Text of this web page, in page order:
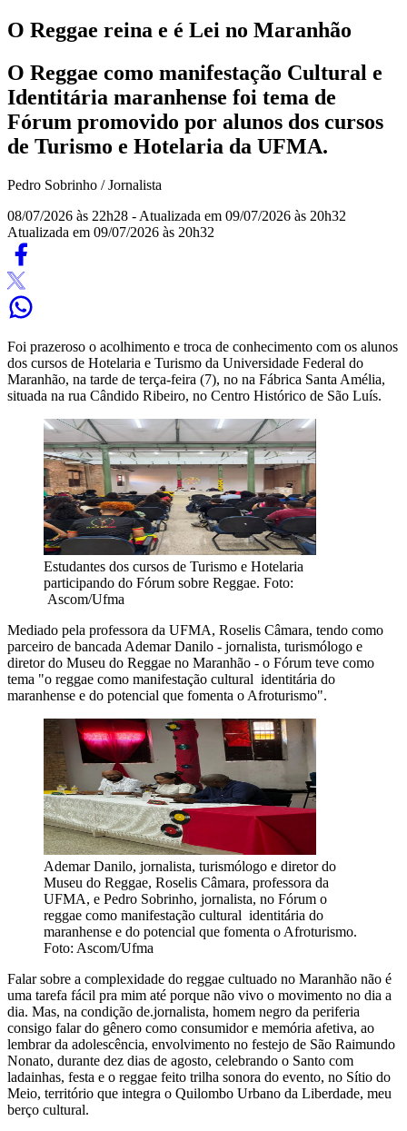
O Reggae reina e é Lei no Maranhão
O Reggae como manifestação Cultural e
Identitária maranhense foi tema de
Fórum promovido por alunos dos cursos
de Turismo e Hotelaria da UFMA.
Pedro Sobrinho / Jornalista
08/07/2026 às 22h28 - Atualizada em 09/07/2026 às 20h32
Atualizada em 09/07/2026 às 20h32
Foi prazeroso o acolhimento e troca de conhecimento com os alunos
dos cursos de Hotelaria e Turismo da Universidade Federal do
Maranhão, na tarde de terça-feira (7), no na Fábrica Santa Amélia,
situada na rua Cândido Ribeiro, no Centro Histórico de São Luís.
Estudantes dos cursos de Turismo e Hotelaria
participando do Fórum sobre Reggae. Foto:
Ascom/Ufma
Mediado pela professora da UFMA, Roselis Câmara, tendo como
parceiro de bancada Ademar Danilo - jornalista, turismólogo e
diretor do Museu do Reggae no Maranhão - o Fórum teve como
tema "o reggae como manifestação cultural identitária do
maranhense e do potencial que fomenta o Afroturismo".
Ademar Danilo, jornalista, turismólogo e diretor do
Museu do Reggae, Roselis Câmara, professora da
UFMA, e Pedro Sobrinho, jornalista, no Fórum o
reggae como manifestação cultural identitária do
maranhense e do potencial que fomenta o Afroturismo.
Foto: Ascom/Ufma
Falar sobre a complexidade do reggae cultuado no Maranhão não é
uma tarefa fácil pra mim até porque não vivo o movimento no dia a
dia. Mas, na condição de.jornalista, homem negro da periferia
consigo falar do gênero como consumidor e memória afetiva, ao
lembrar da adolescência, envolvimento no festejo de São Raimundo
Nonato, durante dez dias de agosto, celebrando o Santo com
ladainhas, festa e o reggae feito trilha sonora do evento, no Sítio do
Meio, território que integra o Quilombo Urbano da Liberdade, meu
berço cultural.